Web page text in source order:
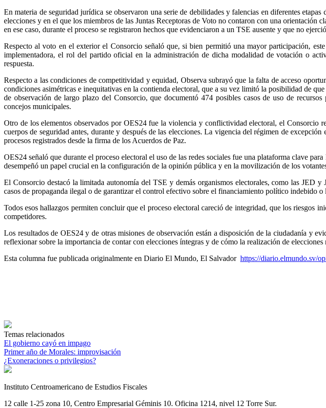
En materia de seguridad jurídica se observaron una serie de debilidades y falencias en diferentes
elecciones y en el que los miembros de las Juntas Receptoras de Voto no contaron con una
en ese caso, durante el proceso se registraron hechos que evidenciaron a un TSE ausente y que no
Respecto al voto en el exterior el Consorcio señaló que, si bien permitió una mayor participación,
implementadora, el rol del partido oficial en la administración de dicha modalidad de votación o
respuesta.
Respecto a las condiciones de competitividad y equidad, Observa subrayó que la falta de acceso
condiciones asimétricas e inequitativas en la contienda electoral, que a su vez limitó la posibilidad de
de observación de largo plazo del Consorcio, que documentó 474 posibles casos de uso de
concejos municipales.
Otro de los elementos observados por OES24 fue la violencia y conflictividad electoral, el Consorcio
cuerpos de seguridad antes, durante y después de las elecciones. La vigencia del régimen de
procesos registrados desde la firma de los Acuerdos de Paz.
OES24 señaló que durante el proceso electoral el uso de las redes sociales fue una plataforma clave
desempeñó un papel crucial en la configuración de la opinión pública y en la movilización de los
El Consorcio destacó la limitada autonomía del TSE y demás organismos electorales, como las JED
casos de propaganda ilegal o de garantizar el control efectivo sobre el financiamiento político indebido
Todos esos hallazgos permiten concluir que el proceso electoral careció de integridad, que los
competidores.
Los resultados de OES24 y de otras misiones de observación están a disposición de la ciudadanía y
reflexionar sobre la importancia de contar con elecciones íntegras y de cómo la realización de
Esta columna fue publicada originalmente en Diario El Mundo, El Salvador https://diario.elmundo.sv/
Temas relacionados
El gobierno cayó en impago
Primer año de Morales: improvisación
¿Exoneraciones o privilegios?
Instituto Centroamericano de Estudios Fiscales
12 calle 1-25 zona 10, Centro Empresarial Géminis 10. Oficina 1214, nivel 12 Torre Sur.